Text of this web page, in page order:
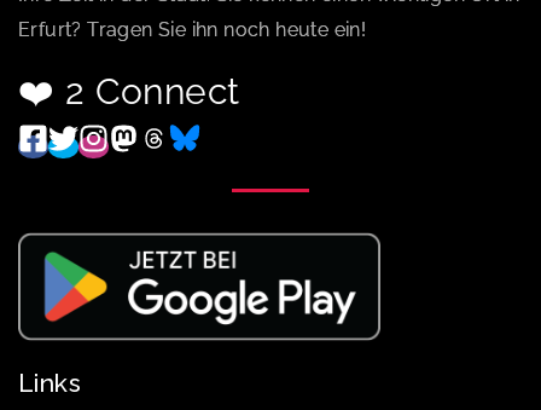
Erfurt? Tragen Sie ihn noch heute ein!
❤️ 2 Connect
Links